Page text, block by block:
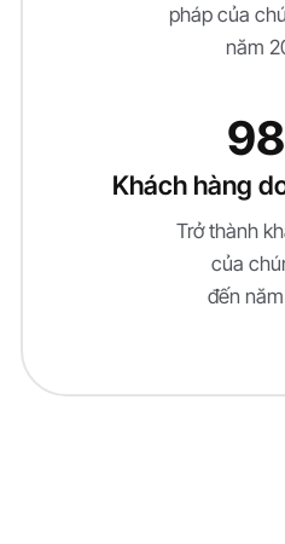
pháp của
năm
Khách hàng
Trở thành
của
đến